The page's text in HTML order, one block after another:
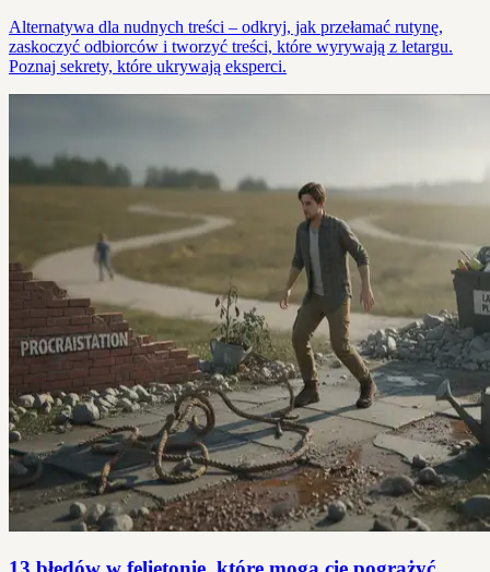
Alternatywa dla nudnych treści – odkryj, jak przełamać rutynę,
zaskoczyć odbiorców i tworzyć treści, które wyrywają z letargu.
Poznaj sekrety, które ukrywają eksperci.